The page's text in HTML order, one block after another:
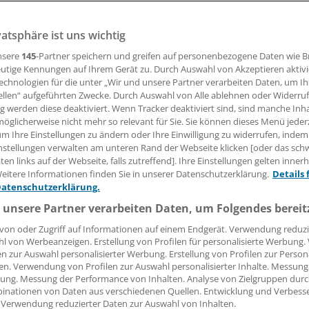
(ger). Mit Zusatzqualifikationen können Hausärzte ab
deutlich erhöhen. Selbst für Durchschnittspraxen
von mehreren 1000 Euro zusammenkommen.
05:00 Uhr
dem Start des EBM 2008 hatten viele Ärzte den
Punkten je Fall bei Zusatzqualifikation heftig kritisiert.
niedrig - und vor allem wer die Leistungen häufig
seine Kosten.
2009 wird sich das ändern. Der alte
es wieder eine Vergütung nach Einzelleistungen. "Es
des EBM (Abschnitt 35.1) abgerechnet werden, wenn
ein Hausarzt die entsprechende Leistung auch tatsächlich
ist uns wichtig
145-Partner speichern und greifen auf personenbezogene Daten wie
Kennungen auf Ihrem Gerät zu. Durch Auswahl von Akzeptieren
für die unter „Wir und unsere Partner verarbeiten Daten, um
aufgeführten Zwecke. Durch Auswahl von Alle ablehnen oder
werden diese deaktiviert. Wenn Tracker deaktiviert sind, sind manche
nicht mehr so relevant für Sie. Sie können dieses Menü
Ihre Einstellungen zu ändern oder Ihre Einwilligung zu widerrufen, indem
verwalten am unteren Rand der Webseite klicken [oder das
links auf der Webseite, falls zutreffend]. Ihre Einstellungen gelten
Informationen finden Sie in unserer Datenschutzerklärung. Details
Partner verarbeiten Daten, um Folgendes
oder Zugriff auf Informationen auf einem Endgerät. Verwendung
von Werbeanzeigen. Erstellung von Profilen für personalisierte
zur Auswahl personalisierter Werbung. Erstellung von Profilen zur
Verwendung von Profilen zur Auswahl personalisierter Inhalte.
Messung der Performance von Inhalten. Analyse von Zielgruppen
von Daten aus verschiedenen Quellen. Entwicklung und
reduzierter Daten zur Auswahl von Inhalten.